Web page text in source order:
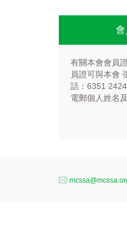
會
有關本會會員
員證可與本會
話：6351
電郵個人姓名